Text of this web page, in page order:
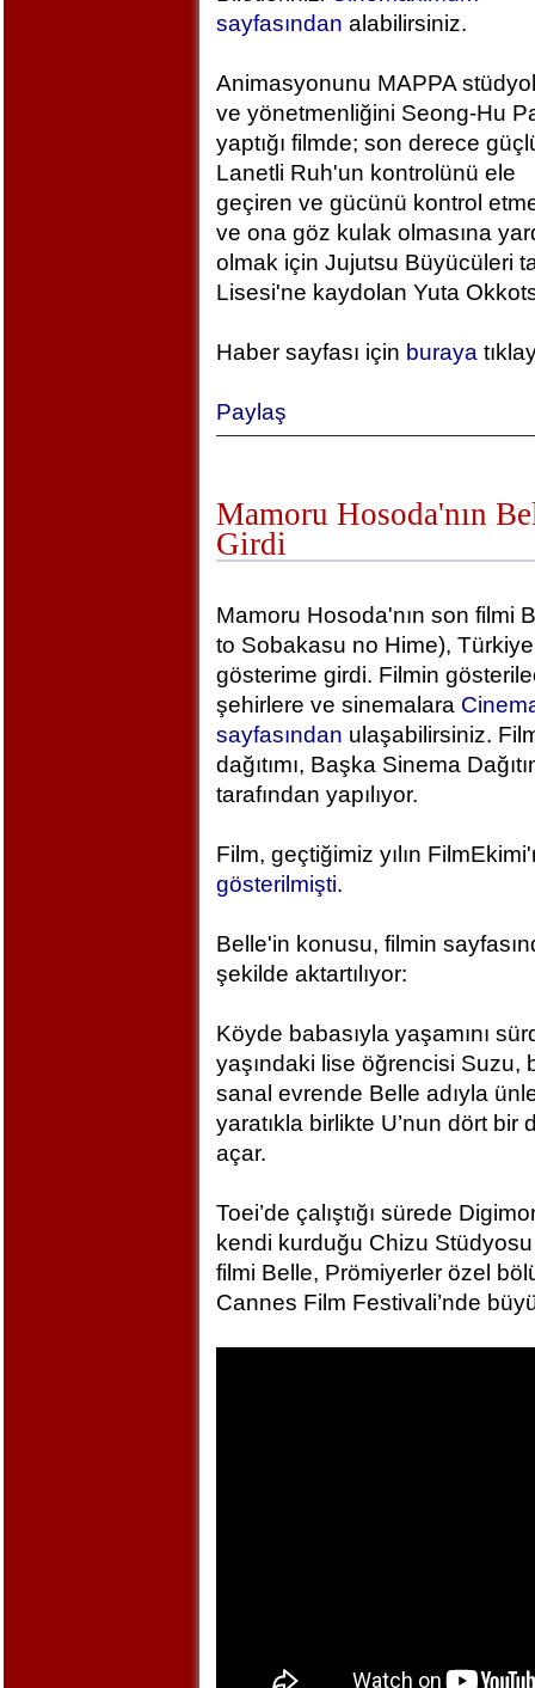
sayfasından alabilirsiniz.
Animasyonunu MAPPA
ve yönetmenliğini Seong-Hu
yaptığı filmde; son derece
Lanetli Ruh'un kontrolünü ele
geçiren ve gücünü kontrol
ve ona göz kulak olmasına
olmak için Jujutsu Büyücüleri
Lisesi'ne kaydolan Yuta
Haber sayfası için buraya
Paylaş
Mamoru Hosoda'nın
Girdi
Mamoru Hosoda'nın son filmi
to Sobakasu no Hime),
gösterime girdi. Filmin
şehirlere ve sinemalara
sayfasından ulaşabilirsiniz.
dağıtımı, Başka Sinema
tarafından yapılıyor.
Film, geçtiğimiz yılın
gösterilmişti.
Belle'in konusu, filmin
şekilde aktartılıyor:
Köyde babasıyla yaşamını
yaşındaki lise öğrencisi Suzu,
sanal evrende Belle adıyla
yaratıkla birlikte U’nun dört
açar.
Toei’de çalıştığı sürede
kendi kurduğu Chizu
filmi Belle, Prömiyerler özel
Cannes Film Festivali’nde